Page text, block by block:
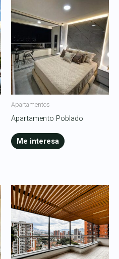
Apartamentos
Apartamento Poblado
Me interesa